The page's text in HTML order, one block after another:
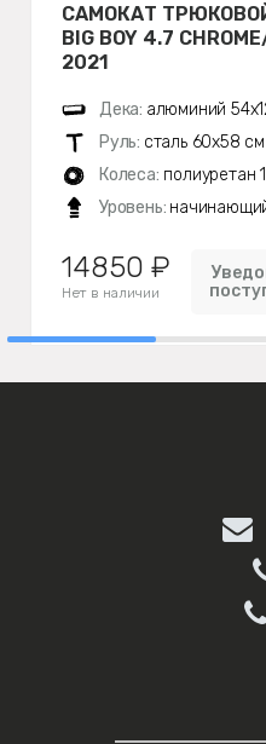
САМОКАТ
BIG BOY 4.7
2021
Дека: алюминий
Руль: сталь 60х58 см
Колеса: полиуретан
Уровень:
14850 ₽
Нет в наличии